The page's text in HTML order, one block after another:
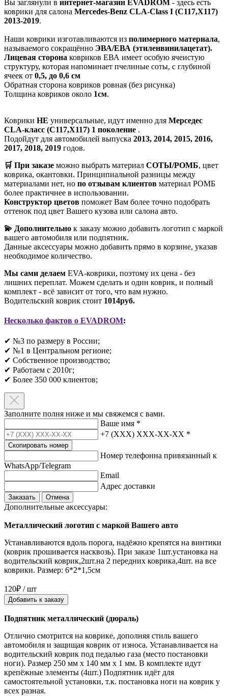
Вы заглянули в интернет-магазин EVADROM - здесь есть
коврики для салона Mercedes-Benz CLA-Class I (C117,X117)
2013-2019.
Наши коврики изготавливаются из полимерного материала,
называемого сокращённо ЭВА/ЕВА (этиленвинилацетат).
Лицевая сторона ковриков ЕВА имеет особую ячеистую
структуру, которая напоминает пчелиные соты, с глубиной
ячеек от 0,5, до 0,6 см
Обратная сторона ковриков ровная (без рисунка)
Толщина ковриков около 1см.
Коврики НЕ универсальные, идут именно для Мерседес
CLA-класс (С117,Х117) 1 поколение .
Подойдут для автомобилей выпуска 2013, 2014, 2015, 2016,
2017, 2018, 2019 годов.
🛒 При заказе можно выбрать материал СОТЫ/РОМБ, цвет
коврика, окантовки. Принципиальной разницы между
материалами нет, но по отзывам клиентов материал РОМБ
более практичнее в использовании.
Конструктор цветов поможет Вам более точно подобрать
оттенок под цвет Вашего кузова или салона авто.
💫 Дополнительно к заказу можно добавить логотип с маркой
вашего автомобиля или подпятник.
Данные аксессуары можно добавить прямо в корзине, указав
необходимое количество.
Мы сами делаем EVA-коврики, поэтому их цена - без
лишних переплат. Можем сделать и один коврик, и полный
комплект - всё зависит от того, что вам нужно.
Водительский коврик стоит 1014руб.
Несколько фактов о EVADROM:
✔ №3 по размеру в России;
✔ №1 в Центральном регионе;
✔ Собственное производство;
✔ Работаем с 2010г;
✔ Более 350 000 клиентов;​
Заполните полня ниже и мы свяжемся с вами.
Ваше имя *
+7 (XXX) XXX-XX-XX *
Скопировать номер
Номер телефонна привязанный к
WhatsApp/Telegram
Email
Адрес доставки
Заказать Отмена
Дополнительные аксессуары:
Металлический логотип с маркой Вашего авто
Устанавливаются вдоль порога, надёжно крепятся на винтики
(коврик прошивается насквозь). При заказе 1шт.установка на
водительский коврик,2шт.на 2 передних коврика,4шт. на все
коврики. Размер: 6*2*1,5см
120₽ / шт
Добавить к заказу
Подпятник металлический (дюраль)
Отлично смотрится на коврике, дополняя стиль вашего
автомобиля и защищая коврик от износа. Устанавливается на
водительский коврик под педалью газа (место постановки
ноги). Размер 250 мм x 140 мм x 1 мм. В комплекте идут
крепёжные элементы (4шт.) Подпятник идёт для
самостоятельной установки, т.к. постановка ноги на коврик у
всех разная.